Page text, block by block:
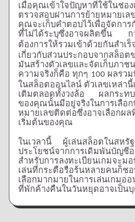
เมื่อคุณเข้าใจปัญหาที่ใช้ในช่อ
ตรวจสอบผ่านการย้ายหมายเล
คุณจะเก็บคำตอบไว้เพื่อจัดการ
ที่ไม่ได้ระบุซึ่งอาจผลิตขึ้น
ก
ต้องการให้รวมเข้าด้วยกันสำเร็
เกี่ยวกับส่วนประกอบจากสล็อ
มันสร้างตัวเลขและจัดเก็บภาช
ความจริงก็คือ ทุกๆ 100 ผลรวม
ในสล็อตออนไลน์ ตัวเลขเหล่า
เติมตลอดทั้งวงล้อ
ผลกระท
ของคุณนั้นมีอยู่จริงในการเลือ
หมายเลขติดต่อซึ่งอาจเลือกผล
เริ่มต้นของคุณ
ในเวลานี้
ผู้เล่นสล็อตในสหรั
ประโยชน์จากการเดิมพันบัญชี
สำหรับการลงทะเบียนเกมจะม
เล่นที่กระตือรือร้นหลายคนก็ช
เลือกมากมายในการเล่นเกมอ
ที่พักค้างคืนในวันหยุดอาจเป็น